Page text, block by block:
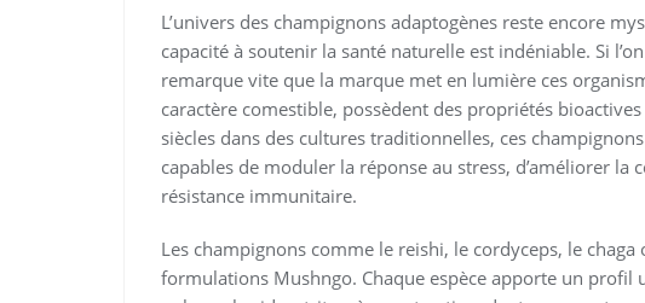
L’univers des champignons adaptogènes reste encore
capacité à soutenir la santé naturelle est indéniable. Si
remarque vite que la marque met en lumière ces
caractère comestible, possèdent des propriétés
siècles dans des cultures traditionnelles, ces
capables de moduler la réponse au stress, d’améliorer
résistance immunitaire.
Les champignons comme le reishi, le cordyceps, le
formulations Mushngo. Chaque espèce apporte un profil